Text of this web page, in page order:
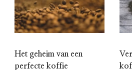
Het geheim van een
perfecte koffie